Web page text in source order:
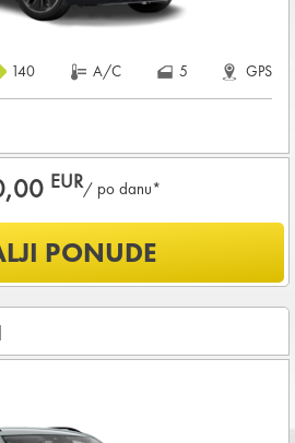
140 A/C 5 GPS
EUR/ po danu*
od štete (CDW) i krađe
vozila?
25 - 80godina
PONUDE